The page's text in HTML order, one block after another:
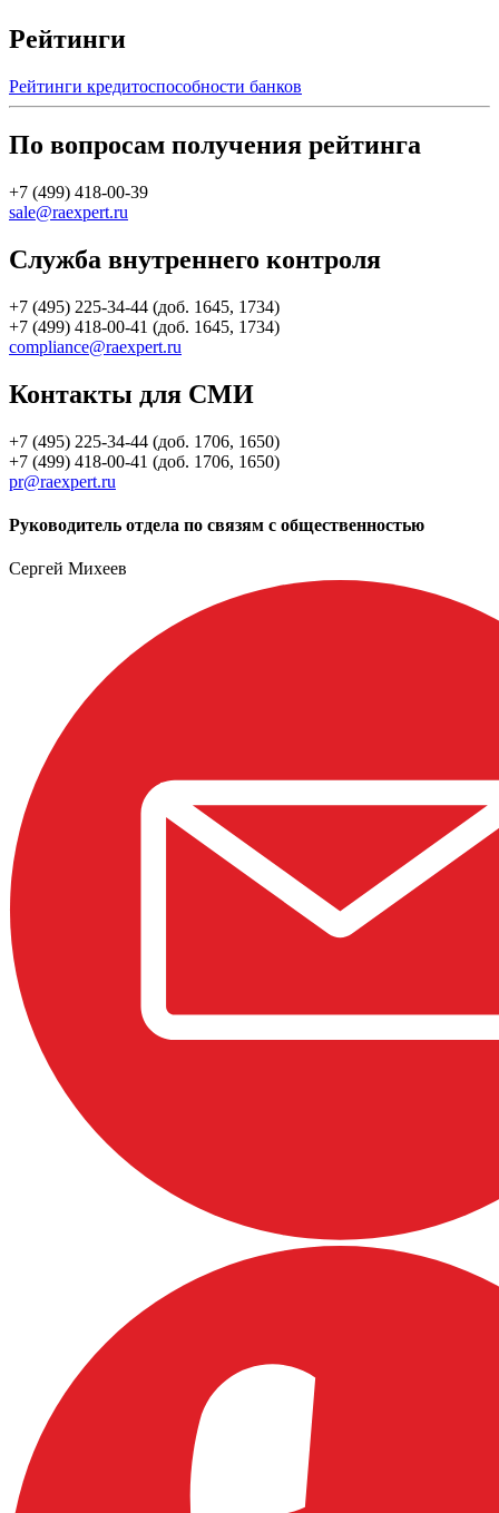
Рейтинги
Рейтинги кредитоспособности банков
По вопросам получения рейтинга
+7 (499) 418-00-39
sale@raexpert.ru
Служба внутреннего контроля
+7 (495) 225-34-44 (доб. 1645, 1734)
+7 (499) 418-00-41 (доб. 1645, 1734)
compliance@raexpert.ru
Контакты для СМИ
+7 (495) 225-34-44 (доб. 1706, 1650)
+7 (499) 418-00-41 (доб. 1706, 1650)
pr@raexpert.ru
Руководитель отдела по связям с общественностью
Сергей Михеев